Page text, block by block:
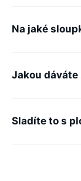
Na jaké
Jakou dáváte
Sladíte to s